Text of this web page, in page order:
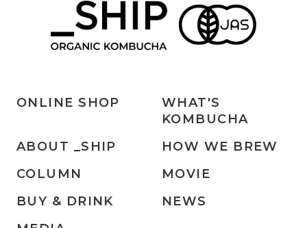
ONLINE SHOP
WHAT'S
KOMBUCHA
ABOUT _SHIP
HOW WE BREW
COLUMN
MOVIE
BUY & DRINK
NEWS